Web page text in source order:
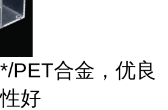
PET合金，优良
好